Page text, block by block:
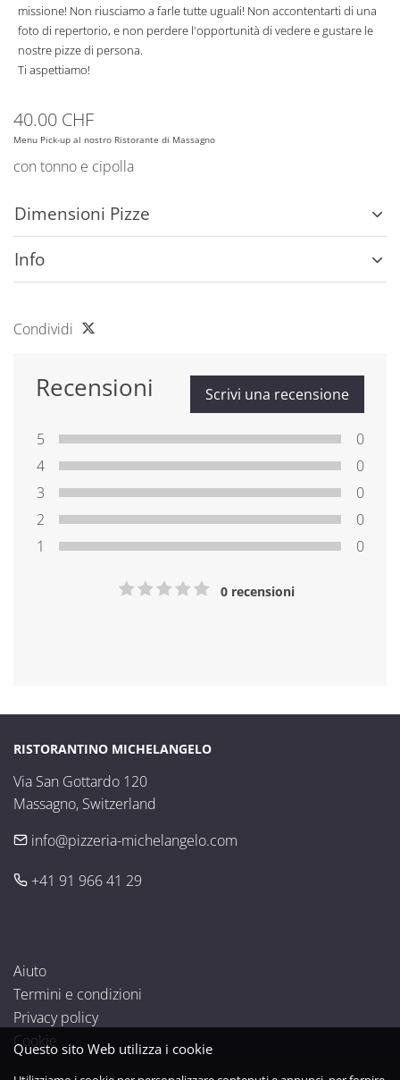
missione! Non riusciamo a farle tutte uguali! Non accontentarti di una
foto di repertorio, e non perdere l'opportunità di vedere e gustare le
nostre pizze di persona.
Ti aspettiamo!
40.00 CHF
Menu Pick-up al nostro Ristorante di Massagno
con tonno e cipolla
Dimensioni Pizze
Info
Condividi
Recensioni Scrivi una recensione
5
0
4
0
3
0
2
0
1
0
0 recensioni
RISTORANTINO MICHELANGELO
Via San Gottardo 120
Massagno, Switzerland
info@pizzeria-michelangelo.com
+41 91 966 41 29
Aiuto
Termini e condizioni
Privacy policy
Cookie
Questo sito Web utilizza i cookie